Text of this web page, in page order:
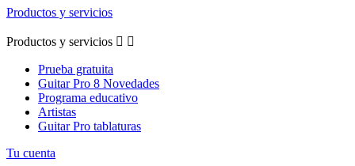
Productos y servicios
Productos y servicios  
Prueba gratuita
Guitar Pro 8 Novedades
Programa educativo
Artistas
Guitar Pro tablaturas
Tu cuenta